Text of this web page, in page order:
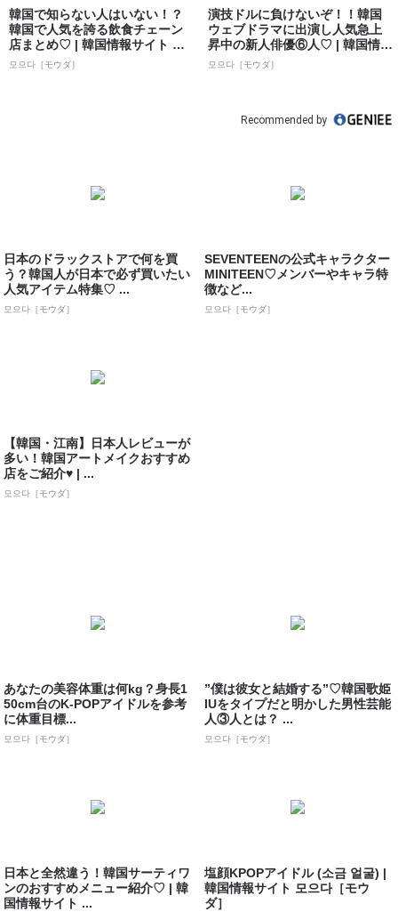
韓国で知らない人はいない！？
韓国で人気を誇る飲食チェーン
店まとめ♡ | 韓国情報サイト 모
으다［モ...
모으다［モウダ］
演技ドルに負けないぞ！！韓国
ウェブドラマに出演し人気急上
昇中の新人俳優⑥人♡ | 韓国情報
サイト ...
모으다［モウダ］
Recommended by
日本のドラックストアで何を買
う？韓国人が日本で必ず買いたい
人気アイテム特集♡ ...
모으다［モウダ］
SEVENTEENの公式キャラクター
MINITEEN♡メンバーやキャラ特
徴など...
모으다［モウダ］
【韓国・江南】日本人レビューが
多い！韓国アートメイクおすすめ
店をご紹介♥ | ...
모으다［モウダ］
あなたの美容体重は何kg？身長1
50cm台のK-POPアイドルを参考
に体重目標...
모으다［モウダ］
”僕は彼女と結婚する”♡韓国歌姫
IUをタイプだと明かした男性芸能
人③人とは？ ...
모으다［モウダ］
日本と全然違う！韓国サーティワ
ンのおすすめメニュー紹介♡ | 韓
国情報サイト ...
塩顔KPOPアイドル (소금 얼굴) |
韓国情報サイト 모으다［モウ
ダ］